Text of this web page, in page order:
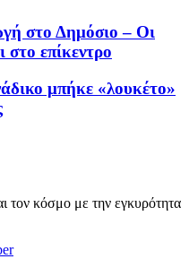
στο Δημόσιο – Οι
στο επίκεντρο
μπήκε «λουκέτο»
τον κόσμο με την εγκυρότητα